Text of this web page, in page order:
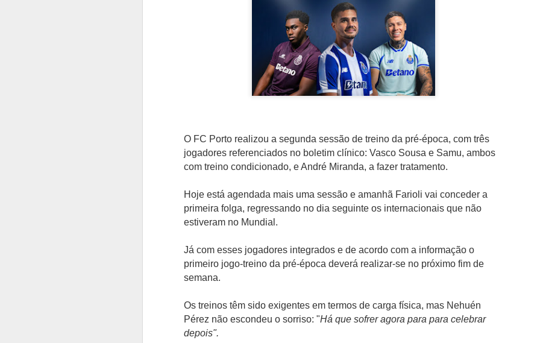
O FC Porto realizou a segunda sessão de treino da pré-época, com três
jogadores referenciados no boletim clínico: Vasco Sousa e Samu, ambos
com treino condicionado, e André Miranda, a fazer tratamento.
Hoje está agendada mais uma sessão e amanhã Farioli vai conceder a
primeira folga, regressando no dia seguinte os internacionais que não
estiveram no Mundial.
Já com esses jogadores integrados e de acordo com a informação o
primeiro jogo-treino da pré-época deverá realizar-se no próximo fim de
semana.
Os treinos têm sido exigentes em termos de carga física, mas Nehuén
Pérez não escondeu o sorriso: "Há que sofrer agora para para celebrar
depois".
Estoril e Famalicão fizeram o jogo de arranque do campeonato
português, a jogar em casa o Estoril empatou com o Famalicão
1) com golos de Koutsias e Begraoui.
O Estoril a jogar em casa, entrou mais forte não sendo capaz de
concretizar as oportunidades criadas. Por sua vez, o Famalicão
não desperdiçou e acabou por sair para intervalo a vencer por 1-0,
com golo marcado aos 32 minutos por intermédio de Georgios
Koutsias.
resultado, acabou por empatar a partida aos 72 minutos por
intermédio de Begraoui.
As duas equipas ainda tentaram a vitória, mantendo-se a